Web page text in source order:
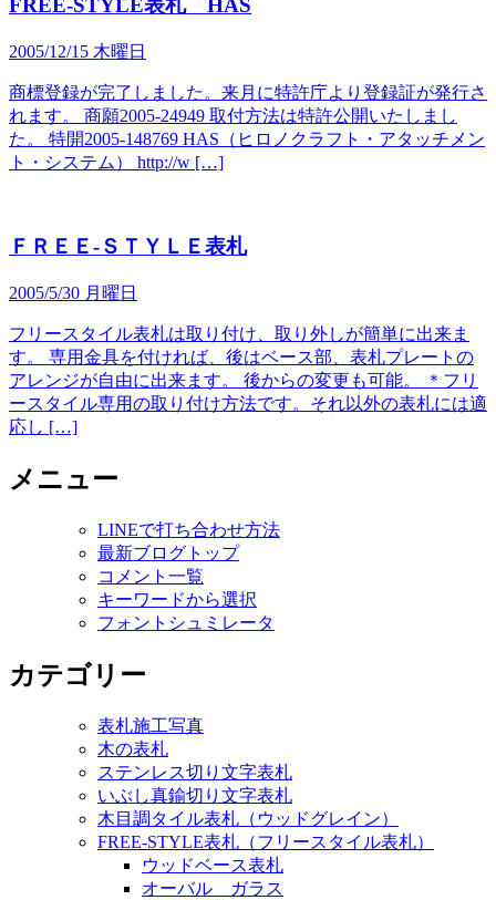
FREE-STYLE表札 HAS
2005/12/15 木曜日
商標登録が完了しました。来月に特許庁より登録証が発行さ
れます。 商願2005-24949 取付方法は特許公開いたしまし
た。 特開2005-148769 HAS（ヒロノクラフト・アタッチメン
ト・システム） http://w […]
ＦＲＥＥ-ＳＴＹＬＥ表札
2005/5/30 月曜日
フリースタイル表札は取り付け、取り外しが簡単に出来ま
す。 専用金具を付ければ、後はベース部、表札プレートの
アレンジが自由に出来ます。 後からの変更も可能。 ＊フリ
ースタイル専用の取り付け方法です。それ以外の表札には適
応し […]
メニュー
LINEで打ち合わせ方法
最新ブログトップ
コメント一覧
キーワードから選択
フォントシュミレータ
カテゴリー
表札施工写真
木の表札
ステンレス切り文字表札
いぶし真鍮切り文字表札
木目調タイル表札（ウッドグレイン）
FREE-STYLE表札（フリースタイル表札）
ウッドベース表札
オーバル ガラス